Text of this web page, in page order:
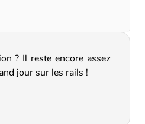
jour sur les rails !